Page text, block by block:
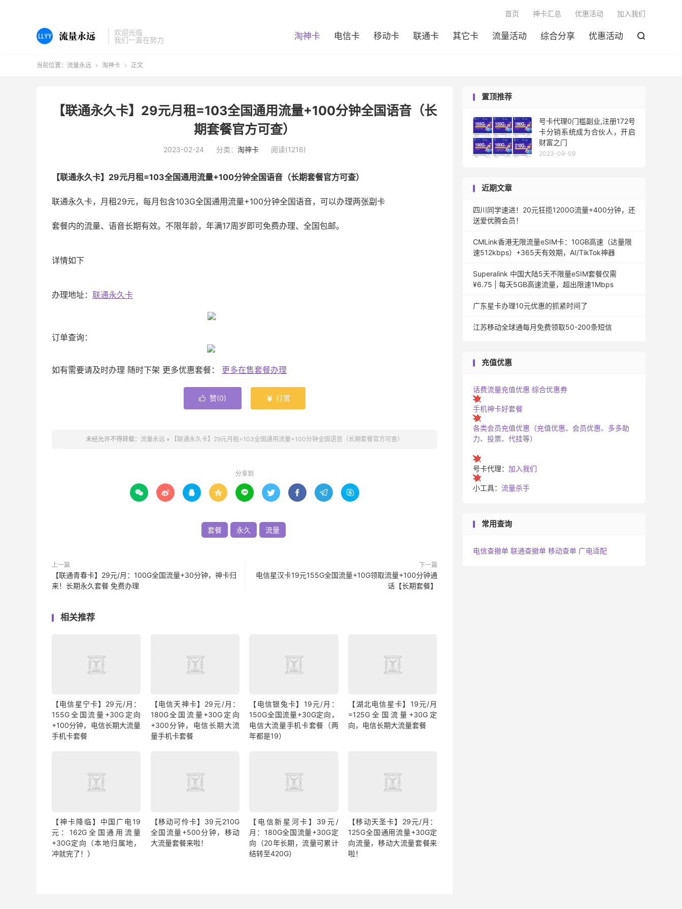
欢迎光临
我们一直在努力
淘神卡 电信卡 移动卡 联通卡 其它卡 流量活动 综合分享 优惠活动 
首页 神卡汇总 优惠活动 加入我们
当前位置： 流量永远  淘神卡  正文
【联通永久卡】29元月租=103全国通用流量+100分钟全国语音（长
期套餐官方可查）
2023-02-24 分类： 淘神卡 阅读(1216)
【联通永久卡】29元月租=103全国通用流量+100分钟全国语音（长期套餐官方可查）
联通永久卡，月租29元，每月包含103G全国通用流量+100分钟全国语音，可以办理两张副卡
套餐内的流量、语音长期有效。不限年龄，年满17周岁即可免费办理、全国包邮。
详情如下
办理地址： 联通永久卡
订单查询：
如有需要请及时办理 随时下架 更多优惠套餐： 更多在售套餐办理
 赞(0)  打赏
未经允许不得转载： 流量永远 » 【联通永久卡】29元月租=103全国通用流量+100分钟全国语音（长期套餐官方可查）
分享到
        
套餐 永久 流量
上一篇
【联通青春卡】29元/月：100G全国流量+30分钟，神卡归
来！长期永久套餐 免费办理
下一篇
电信星汉卡19元155G全国流量+10G领取流量+100分钟通
话【长期套餐】
相关推荐
【电信星宁卡】29元/月：
155G全国流量+30G定向
+100分钟，电信长期大流量
手机卡套餐
【电信天神卡】29元/月：
180G全国流量+30G定向
+300分钟，电信长期大流
量手机卡套餐
【电信银兔卡】19元/月：
150G全国流量+30G定向，
电信大流量手机卡套餐（两
年都是19）
【湖北电信星卡】19元/月
=125G全国流量+30G定
向，电信长期大流量套餐
【神卡降临】中国广电19
元：162G全国通用流量
+30G定向（本地归属地，
冲就完了！）
【移动可伶卡】39元210G
全国流量+500分钟，移动
大流量套餐来啦！
【电信新星河卡】39元/
月：180G全国流量+30G定
向（20年长期，流量可累计
结转至420G）
【移动天圣卡】29元/月：
125G全国通用流量+30G定
向流量，移动大流量套餐来
啦！
置顶推荐
号卡代理0门槛副业,注册172号
卡分销系统成为合伙人，开启
财富之门
2023-09-09
近期文章
四川同学速进！20元狂揽1200G流量+400分钟，还
送爱优腾会员！
CMLink香港无限流量eSIM卡：10GB高速（达量限
速512kbps）+365天有效期，AI/TikTok神器
Superalink 中国大陆5天不限量eSIM套餐仅需
¥6.75 | 每天5GB高速流量，超出限速1Mbps
广东星卡办理10元优惠的抓紧时间了
江苏移动全球通每月免费领取50-200条短信
充值优惠
话费流量充值优惠 综合优惠券
手机神卡好套餐
各类会员充值优惠（充值优惠、会员优惠、多多助
力、投票、代挂等）
号卡代理： 加入我们
小工具： 流量杀手
常用查询
电信查撤单 联通查撤单 移动查单 广电适配